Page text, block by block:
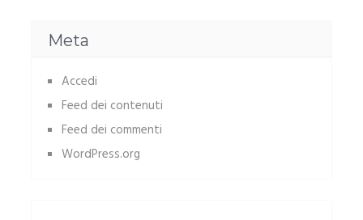
Meta
Accedi
Feed dei contenuti
Feed dei commenti
WordPress.org